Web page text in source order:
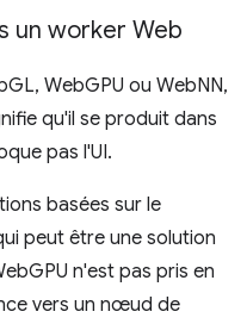
un worker Web
WebGPU ou WebNN,
qu'il se produit dans
pas l'UI.
basées sur le
peut être une solution
n'est pas pris en
vers un nœud de